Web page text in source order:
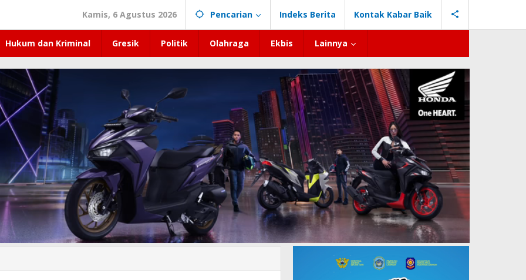
Kamis, 6 Agustus 2026 Pencarian Indeks Berita Kontak Kabar Baik
Hukum dan Kriminal Gresik Politik Olahraga Ekbis Lainnya